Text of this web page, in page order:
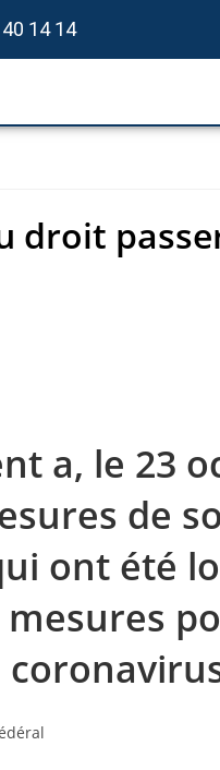
14 14
droit
a, le 23
de
ont été